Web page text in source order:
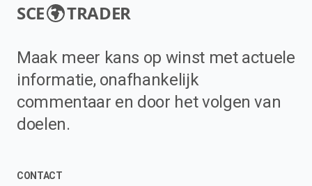
SCE TRADER
Maak meer kans op winst met actuele
informatie, onafhankelijk
commentaar en door het volgen van
doelen.
CONTACT